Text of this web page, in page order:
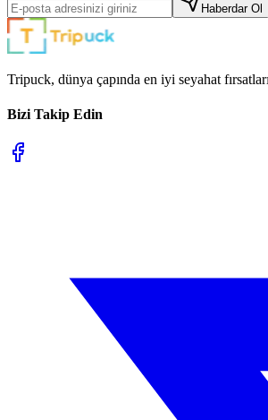
Haberdar Ol
Tripuck, dünya çapında en iyi seyahat
Bizi Takip Edin